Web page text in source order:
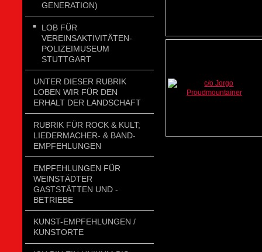
GENERATION)
LOB FÜR
VEREINSAKTIVITÄTEN-
POLIZEIMUSEUM
STUTTGART
UNTER DIESER RUBRIK
LOBEN WIR FÜR DEN
ERHALT DER LANDSCHAFT
RUBRIK FÜR ROCK & KULT;
LIEDERMACHER- & BAND-
EMPFEHLUNGEN
EMPFEHLUNGEN FÜR
WEINSTÄDTER
GASTSTÄTTEN UND -
BETRIEBE
KUNST-EMPFEHLUNGEN /
KUNSTORTE